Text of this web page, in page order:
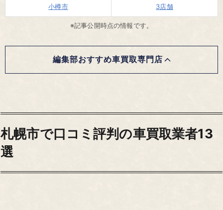
小樽市 3店舗
※記事公開時点の情報です。
編集部おすすめ車買取専門店
札幌市で口コミ評判の車買取業者13
選